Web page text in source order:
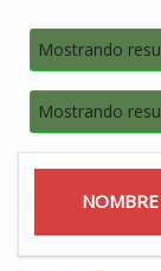
Mostrando
Mostrando